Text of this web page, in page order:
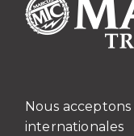
Nous
internationales